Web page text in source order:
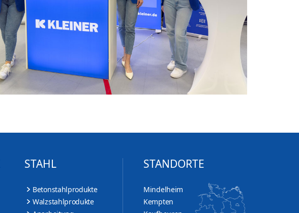
STAHL
Betonstahlprodukte
Walzstahlprodukte
STANDORTE
Mindelheim
Kempten